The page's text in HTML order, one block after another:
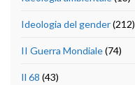
Ideologia del gender(212)
II Guerra Mondiale(74)
Il 68 (43)